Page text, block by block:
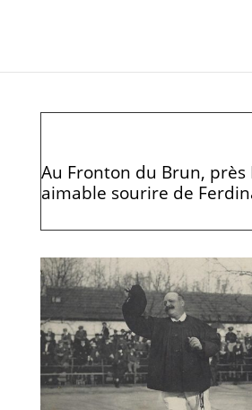
Au Fronton du Brun, près
aimable sourire de